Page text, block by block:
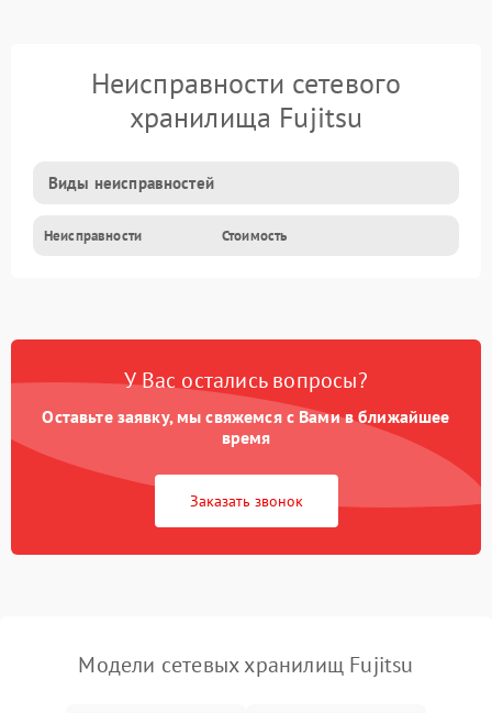
Неисправности сетевого
хранилища Fujitsu
Виды неисправностей
Неисправности Стоимость
У Вас остались вопросы?
Оставьте заявку, мы свяжемся с Вами в ближайшее
время
Заказать звонок
Модели сетевых хранилищ Fujitsu